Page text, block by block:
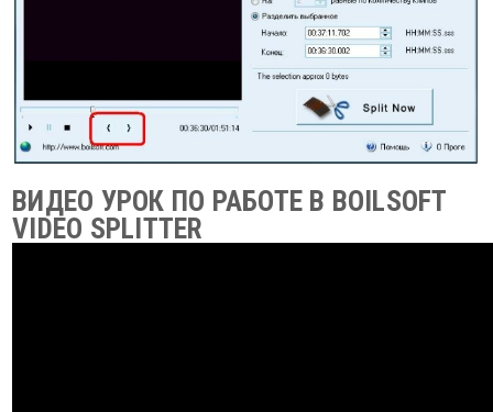
ВИДЕО УРОК ПО РАБОТЕ В BOILSOFT
VIDEO SPLITTER